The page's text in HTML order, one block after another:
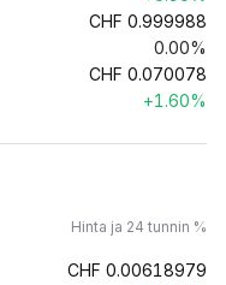
CHF 0.999988
0.00%
CHF 0.070078
+1.60%
Hinta ja 24 tunnin %
CHF 0.00618979